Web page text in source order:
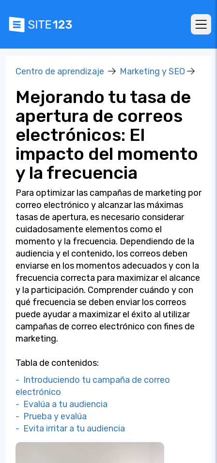
Centro de aprendizaje Marketing y SEO
Mejorando tu tasa de
apertura de correos
electrónicos: El
impacto del momento
y la frecuencia
Para optimizar las campañas de marketing por
correo electrónico y alcanzar las máximas
tasas de apertura, es necesario considerar
cuidadosamente elementos como el
momento y la frecuencia. Dependiendo de la
audiencia y el contenido, los correos deben
enviarse en los momentos adecuados y con la
frecuencia correcta para maximizar el alcance
y la participación. Comprender cuándo y con
qué frecuencia se deben enviar los correos
puede ayudar a maximizar el éxito al utilizar
campañas de correo electrónico con fines de
marketing.
Tabla de contenidos:
- Introduciendo tu campaña de correo
electrónico
- Evalúa a tu audiencia
- Prueba y evalúa
- Evita irritar a tu audiencia